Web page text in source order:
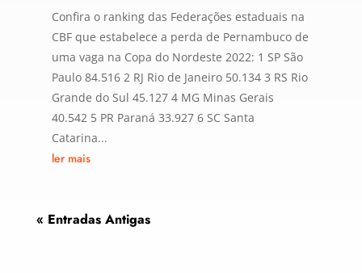
Confira o ranking das Federações estaduais na
CBF que estabelece a perda de Pernambuco de
uma vaga na Copa do Nordeste 2022: 1 SP São
Paulo 84.516 2 RJ Rio de Janeiro 50.134 3 RS Rio
Grande do Sul 45.127 4 MG Minas Gerais
40.542 5 PR Paraná 33.927 6 SC Santa
Catarina...
ler mais
« Entradas Antigas